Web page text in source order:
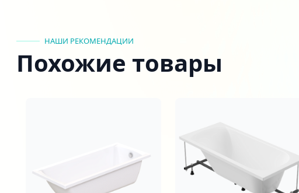
НАШИ РЕКОМЕНДАЦИИ
Похожие товары